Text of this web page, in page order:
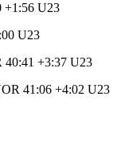
+1:56 U23
U23
40:41 +3:37 U23
41:06 +4:02 U23